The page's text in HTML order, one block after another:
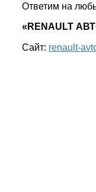
Ответим на
«RENAULT
Сайт: renault-